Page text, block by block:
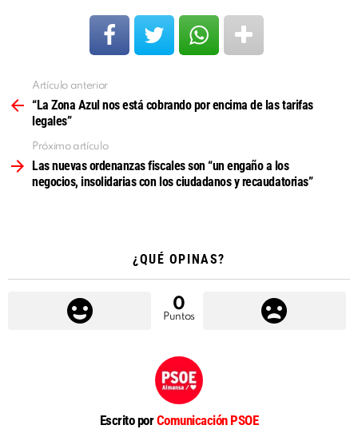
más
Artículo anterior
“La Zona Azul nos está cobrando por encima de las tarifas
legales”
Próximo artículo
Las nuevas ordenanzas fiscales son “un engaño a los
negocios, insolidarias con los ciudadanos y recaudatorias”
¿QUÉ OPINAS?
0
Puntos
Escrito porComunicación PSOE